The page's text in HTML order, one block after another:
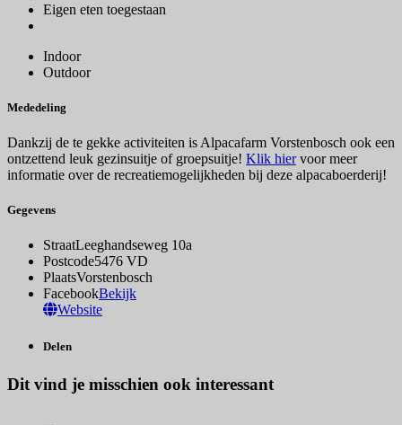
Eigen eten toegestaan
Indoor
Outdoor
Mededeling
Dankzij de te gekke activiteiten is Alpacafarm Vorstenbosch ook een
ontzettend leuk gezinsuitje of groepsuitje! Klik hiervoor meer
informatie over de recreatiemogelijkheden bij deze alpacaboerderij!
Gegevens
StraatLeeghandseweg 10a
Postcode5476 VD
PlaatsVorstenbosch
FacebookBekijk
Website
Delen
Dit vind je misschien ook interessant